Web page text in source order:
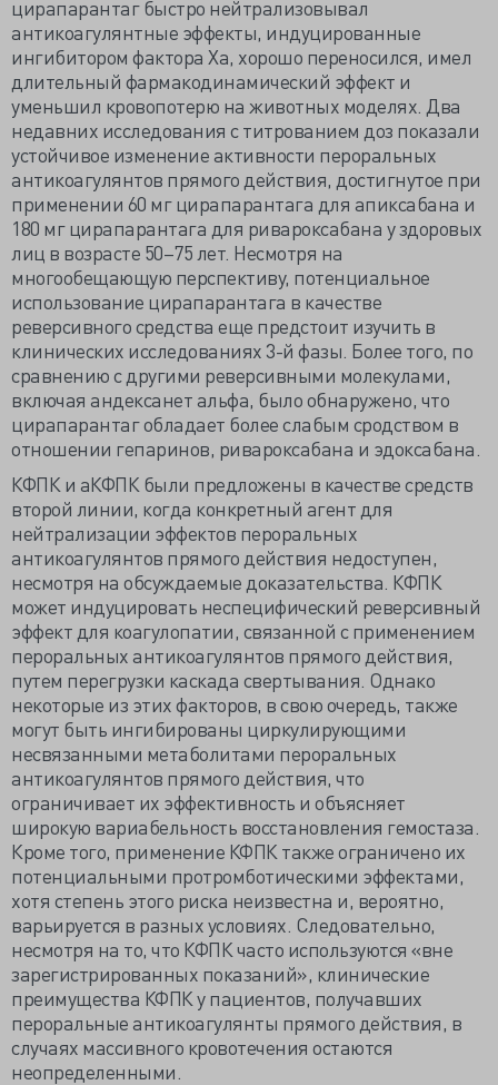
цирапарантаг быстро нейтрализовывал
антикоагулянтные эффекты, индуцированные
ингибитором фактора Ха, хорошо переносился, имел
длительный фармакодинамический эффект и
уменьшил кровопотерю на животных моделях. Два
недавних исследования с титрованием доз показали
устойчивое изменение активности пероральных
антикоагулянтов прямого действия, достигнутое при
применении 60 мг цирапарантага для апиксабана и
180 мг цирапарантага для ривароксабана у здоровых
лиц в возрасте 50–75 лет. Несмотря на
многообещающую перспективу, потенциальное
использование цирапарантага в качестве
реверсивного средства еще предстоит изучить в
клинических исследованиях 3-й фазы. Более того, по
сравнению с другими реверсивными молекулами,
включая андексанет альфа, было обнаружено, что
цирапарантаг обладает более слабым сродством в
отношении гепаринов, ривароксабана и эдоксабана.
КФПК и аКФПК были предложены в качестве средств
второй линии, когда конкретный агент для
нейтрализации эффектов пероральных
антикоагулянтов прямого действия недоступен,
несмотря на обсуждаемые доказательства. КФПК
может индуцировать неспецифический реверсивный
эффект для коагулопатии, связанной с применением
пероральных антикоагулянтов прямого действия,
путем перегрузки каскада свертывания. Однако
некоторые из этих факторов, в свою очередь, также
могут быть ингибированы циркулирующими
несвязанными метаболитами пероральных
антикоагулянтов прямого действия, что
ограничивает их эффективность и объясняет
широкую вариабельность восстановления гемостаза.
Кроме того, применение КФПК также ограничено их
потенциальными протромботическими эффектами,
хотя степень этого риска неизвестна и, вероятно,
варьируется в разных условиях. Следовательно,
несмотря на то, что КФПК часто используются «вне
зарегистрированных показаний», клинические
преимущества КФПК у пациентов, получавших
пероральные антикоагулянты прямого действия, в
случаях массивного кровотечения остаются
неопределенными.